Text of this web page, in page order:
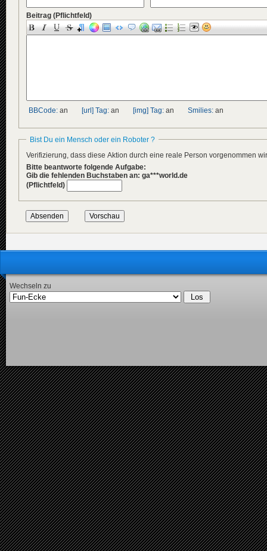
Beitrag (Pflichtfeld)
BBCode: an [url] Tag: an [img] Tag: an Smilies: an
Bist Du ein Mensch oder ein Roboter ?
Verifizierung, dass diese Aktion durch eine reale Person vorgenommen
Bitte beantworte folgende Aufgabe:
Gib die fehlenden Buchstaben an: ga***world.de
(Pflichtfeld)
Wechseln zu